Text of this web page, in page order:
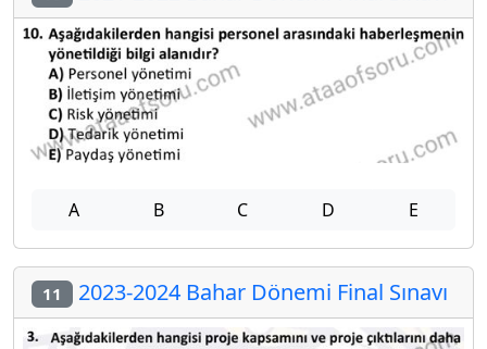
A B C D E
11 2023-2024 Bahar Dönemi Final Sınavı